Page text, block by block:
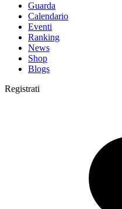
Guarda
Calendario
Eventi
Ranking
News
Shop
Blogs
Registrati